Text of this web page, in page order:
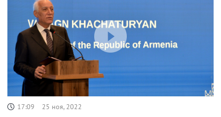
17:09 25 ноя, 2022